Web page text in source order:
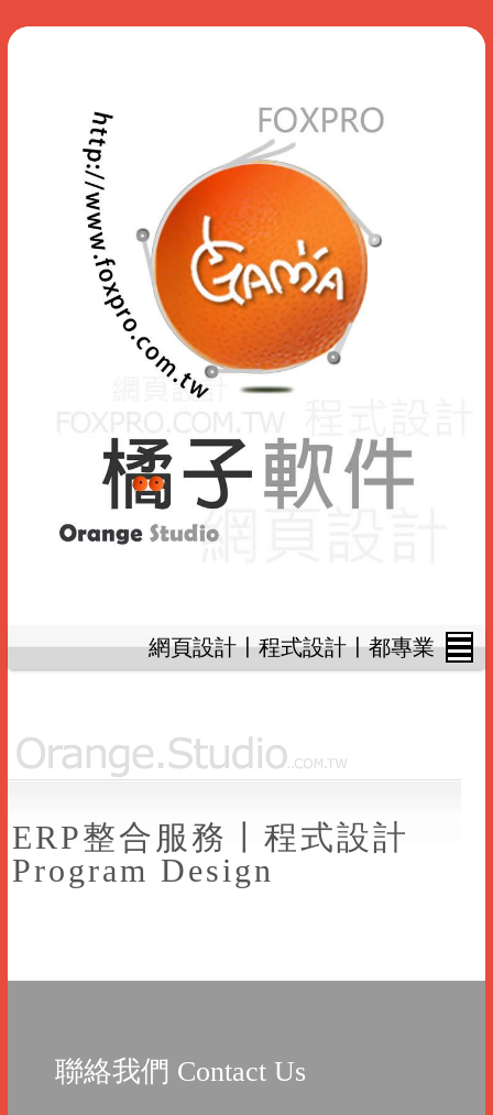
網頁設計〡程式設計〡都專業
ERP整合服務〡程式設計
Program Design
聯絡我們 Contact Us